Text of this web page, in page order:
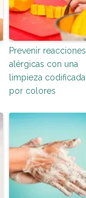
Prevenir reacciones
alérgicas con una
limpieza codificada
por colores